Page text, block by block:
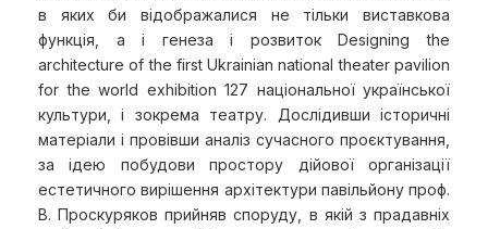
в яких би відображалися не тільки виставкова
функція, а і генеза і розвиток Designing the
architecture of the first Ukrainian national theater pavilion
for the world exhibition 127 національної української
культури, і зокрема театру. Дослідивши історичні
матеріали і провівши аналіз сучасного проєктування,
за ідею побудови простору дійової організації
естетичного вирішення архітектури павільйону проф.
В. Проскуряков прийняв споруду, в якій з прадавніх